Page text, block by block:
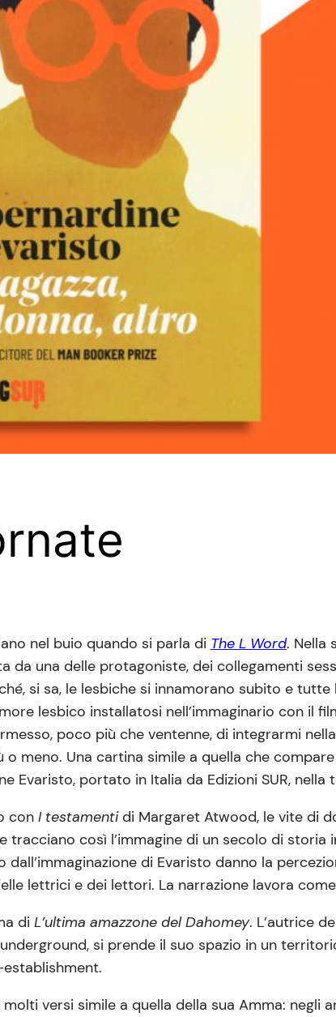
nel buio quando si parla di The L Word. Nella
da una delle protagoniste, dei collegamenti
si sa, le lesbiche si innamorano subito e
lesbico installatosi nell’immaginario con il
poco più che ventenne, di integrarmi
meno. Una cartina simile a quella che
Evaristo, portato in Italia da Edizioni SUR, nella
con I testamentidi Margaret Atwood, le vite di
così l’immagine di un secolo di storia
di Evaristo danno la
lettrici e dei lettori. La narrazione lavora
di L’ultima amazzone del Dahomey. L’autrice
si prende il suo spazio in un
versi simile a quella della sua Amma: